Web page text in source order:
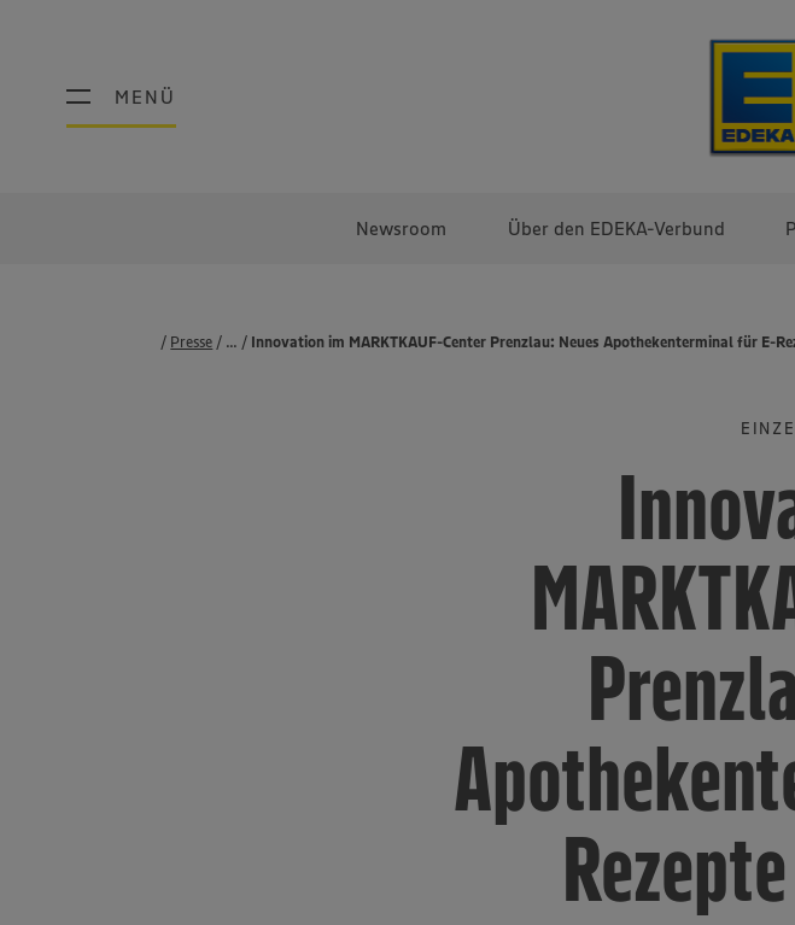
MENÜ
MENÜ
Newsroom Über den EDEKA-Verbund
Presse Pressemeldungen
Innovation im MARKTKAUF-Center Prenzlau: Neues Apothekenterminal für E-
...